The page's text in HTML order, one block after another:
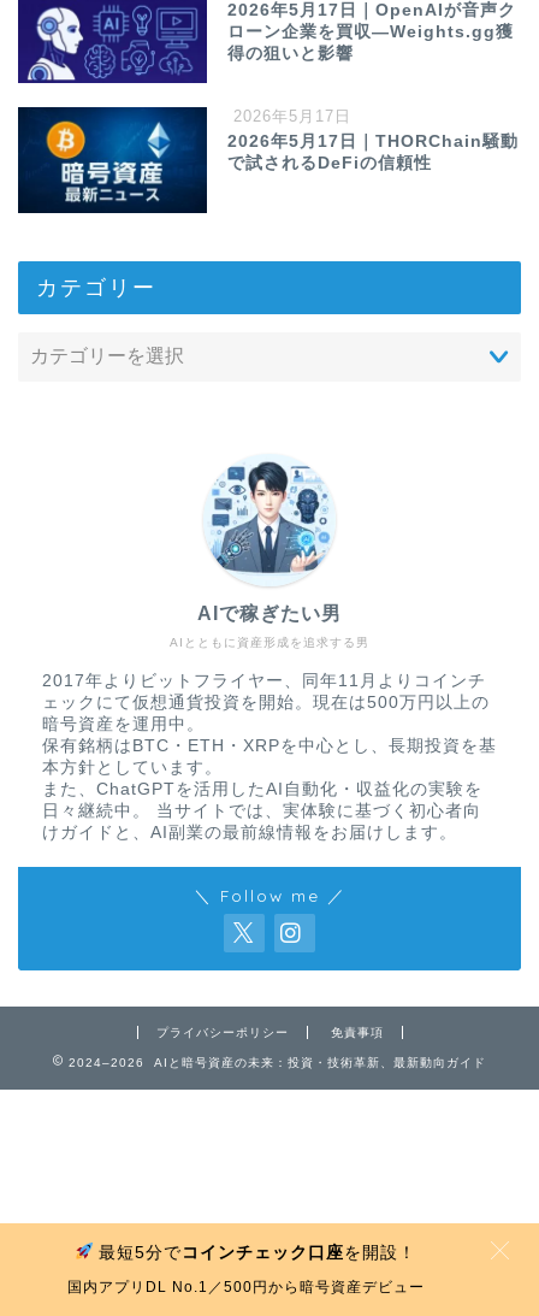
2026年5月17日｜OpenAIが音声ク
ローン企業を買収—Weights.gg獲
得の狙いと影響
2026年5月17日
2026年5月17日｜THORChain騒動
で試されるDeFiの信頼性
カテゴリー
AIとともに資産形成を追求する男
AIで稼ぎたい男
2017年よりビットフライヤー、同年11月よりコインチ
ェックにて仮想通貨投資を開始。現在は500万円以上の
暗号資産を運用中。
保有銘柄はBTC・ETH・XRPを中心とし、長期投資を基
本方針としています。
また、ChatGPTを活用したAI自動化・収益化の実験を
日々継続中。 当サイトでは、実体験に基づく初心者向
けガイドと、AI副業の最前線情報をお届けします。
＼ Follow me ／
プライバシーポリシー 免責事項
2024–2026 AIと暗号資産の未来：投資・技術革新、最新動向ガイド
免責事項
最短5分でコインチェック口座を開設！
国内アプリDL No.1／500円から暗号資産デビュー